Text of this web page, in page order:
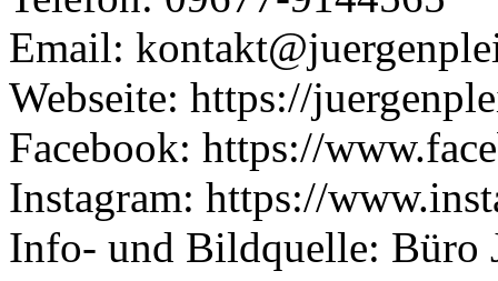
Email:
Webseite: https://
Facebook: https://
Instagram: https://
Info- und Bildquelle: Büro